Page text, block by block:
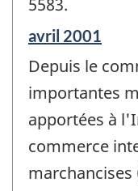
Période
référence
de
changement
-
avril 2001
Depuis le
importantes
apportées à
commerce
marchancises